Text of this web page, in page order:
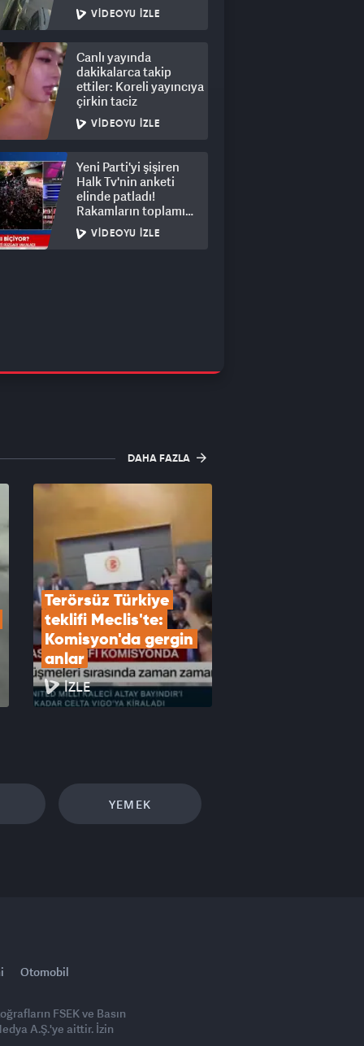
VIDEOYU İZLE
Canlı yayında
dakikalarca takip
ettiler: Koreli yayıncıya
çirkin taciz
VIDEOYU İZLE
Yeni Parti'yi şişiren
Halk Tv'nin anketi
elinde patladı!
Rakamların toplamı
dalga konusu oldu
VIDEOYU İZLE
DAHA FAZLA
Terörsüz Türkiye
teklifi Meclis'te:
Komisyon'da gergin
anlar
İZLE
YEMEK
Otomobil
FSEK ve Basın
A.Ş.'ye aittir. İzin